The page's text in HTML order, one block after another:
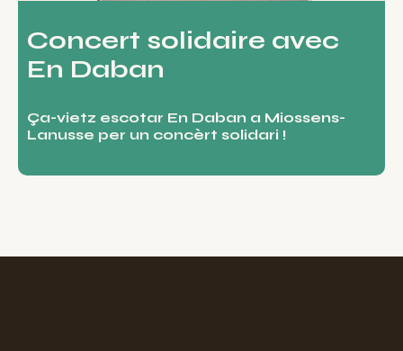
Concert solidaire avec
En Daban
Ça-vietz escotar En Daban a Miossens-
Lanusse per un concèrt solidari !